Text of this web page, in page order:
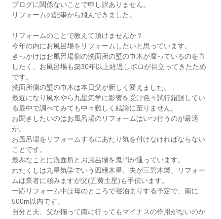
ブログに関係ないことで申し訳ありません。
リフォームの記事から飛んできました。
リフォームのことで教えて頂けませんか？
今年の内にお風呂場をリフォームしたいと思っています。
きっかけはお風呂場側の洗面所の壁の巾木が腐っているのを直
したく、お風呂場も築30年以上経過しボロが目立ってきたため
です。
洗面所側の壁の巾木は本日父が新しく変えました。
最近になり風水やら九星気学に影響を受け色々試行錯誤してい
る最中で調べてみても中々難しく結論に至りません。
お聞きしたいのはお風呂場のリフォームはいつ行うのが最適
か。
お風呂場をリフォームするにあたり気を付けなければならない
ことです。
最悪なことに洗面所とお風呂場を鬼門が通っています。
わたくしは九星気学でいう四緑木星、夫が三碧木製、リフォー
ムは業者に頼みますが父(五黄土星)も手伝います。
一応リフォーム中は母のところで寝泊まりする予定で、南に
500m以内です。
自分と夫、父が揃って南に行ってもマイナスの作用がないのが